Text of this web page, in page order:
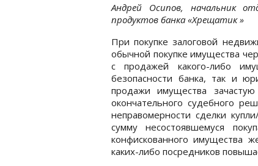
Андрей Осипов, начальник
продуктов банка «Хрещатик »
При покупке залоговой
обычной покупке имущества
с продажей какого-либо
безопасности банка, так и
продажи имущества
окончательного судебного
неправомерности сделки
сумму несостоявшемуся
конфискованного имущества
каких-либо посредников